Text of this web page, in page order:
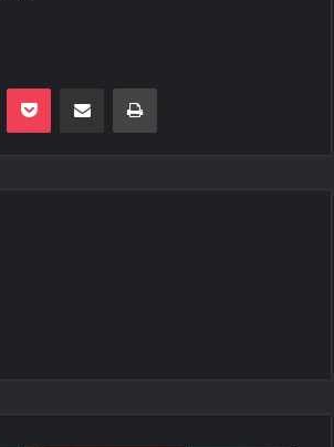
Pocket E-Posta ile paylaş Yazdır